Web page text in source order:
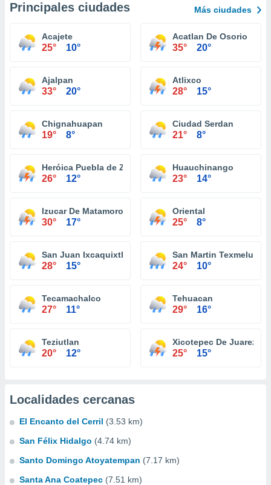
Principales ciudades Más ciudades
Acajete
25° 10°
Acatlan De Osorio
35° 20°
Ajalpan
33° 20°
Atlixco
28° 15°
Chignahuapan
19° 8°
Ciudad Serdan
21° 8°
Heróica Puebla de Zaragoza
26° 12°
Huauchinango
23° 14°
Izucar De Matamoros
30° 17°
Oriental
25° 8°
San Juan Ixcaquixtla
28° 15°
San Martin Texmelucan
24° 10°
Tecamachalco
27° 11°
Tehuacan
29° 16°
Teziutlan
20° 12°
Xicotepec De Juarez
25° 15°
Localidades cercanas
El Encanto del Cerril (3.53 km)
San Félix Hidalgo (4.74 km)
Santo Domingo Atoyatempan (7.17 km)
Santa Ana Coatepec (7.51 km)